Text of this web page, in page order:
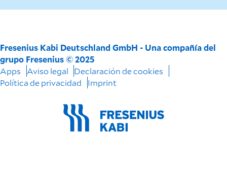
Fresenius Kabi Deutschland GmbH - Una compañía del
grupo Fresenius © 2025
Apps
Aviso legal
Declaración de cookies
Política de privacidad
Imprint